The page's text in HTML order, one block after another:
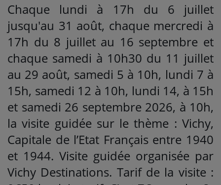
Chaque lundi à 17h du 6 juillet
jusqu'au 31 août, chaque mercredi à
17h du 8 juillet au 16 septembre et
chaque samedi à 10h30 du 11 juillet
au 29 août, samedi 5 à 10h, lundi 7 à
15h, samedi 12 à 10h, lundi 14, à 15h
et samedi 26 septembre 2026, à 10h,
la visite guidée sur le thème : Vichy,
Capitale de l’Etat Français entre 1940
et 1944. Visite guidée organisée par
Vichy Destinations. Tarif de la visite :